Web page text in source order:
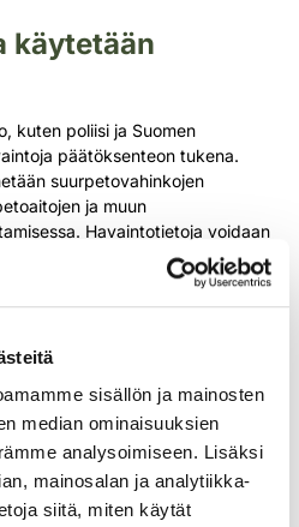
sisällön ja mainosten
median ominaisuuksien
analysoimiseen. Lisäksi
mainosalan ja analytiikka-
siitä, miten käytät
käytetään
kuten poliisi ja Suomen
päätöksenteon tukena.
suurpetovahinkojen
ja muun
Havaintotietoja voidaan
on todella mittava
alueella on noin 200
suurpetohavainnot
Tassu-järjestelmään.